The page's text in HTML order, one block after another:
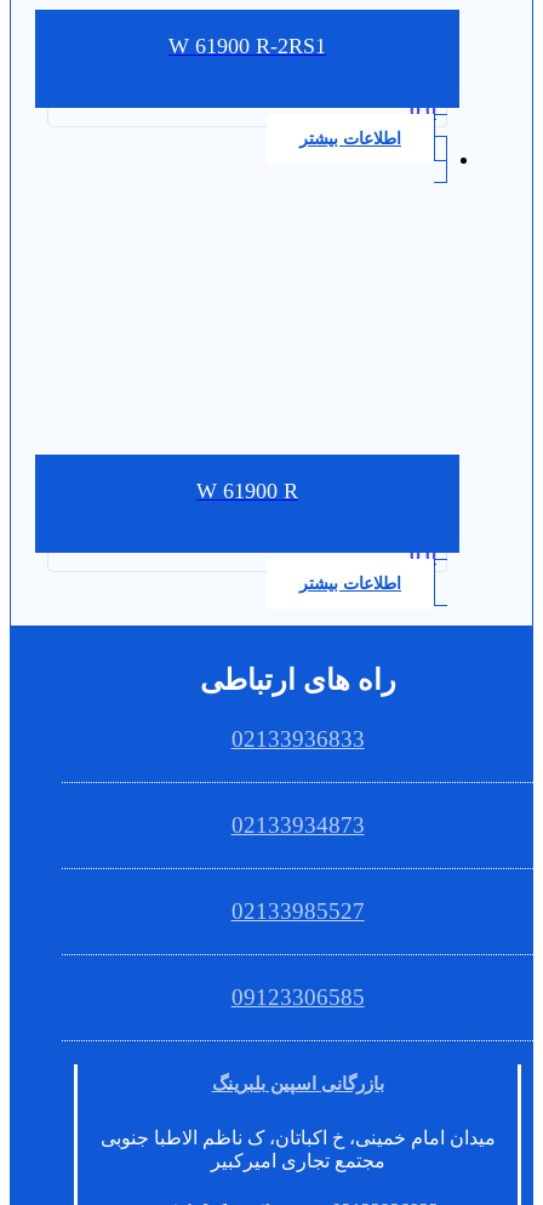
W 61900 R-2RS1
0.0
اطلاعات بیشتر
W 61900 R
0.0
اطلاعات بیشتر
راه های ارتباطی
02133936833
02133934873
02133985527
09123306585
بازرگانی اسپین بلبرینگ
میدان امام خمینی، خ اکباتان، ک ناظم الاطبا جنوبی
مجتمع تجاری امیرکبیر